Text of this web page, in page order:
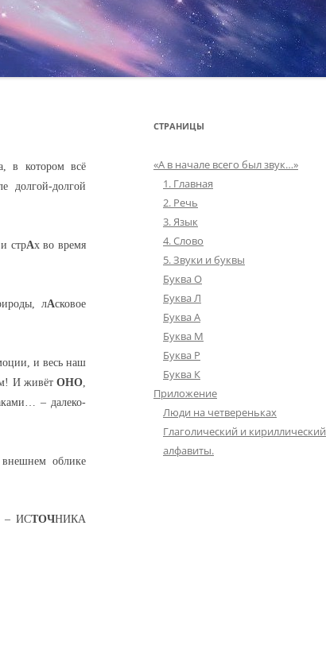
в котором всё
долгой-долгой
стрАх во время
лАсковое
и весь наш
И живётОНО,
– далеко-
облике
– ИСТОЧНИКА
СТРАНИЦЫ
«А в начале всего был звук…»
1. Главная
2. Речь
3. Язык
4. Слово
5. Звуки и буквы
Буква О
Буква Л
Буква А
Буква М
Буква Р
Буква К
Приложение
Люди на четвереньках
Глаголический и кириллический
алфавиты.